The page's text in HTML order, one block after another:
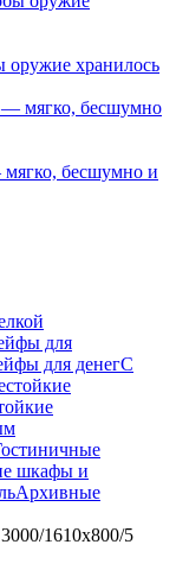
оружие хранилось
мягко, бесшумно и
для
для денегС
шкафы и
Архивные
1610x800/5